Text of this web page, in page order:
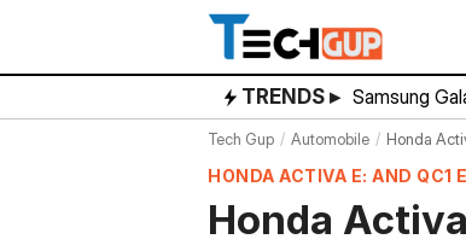
content
TRENDS ▸ Samsung
Tech Gup Automobile Honda
HONDA ACTIVA E: AND QC1
Honda Activa